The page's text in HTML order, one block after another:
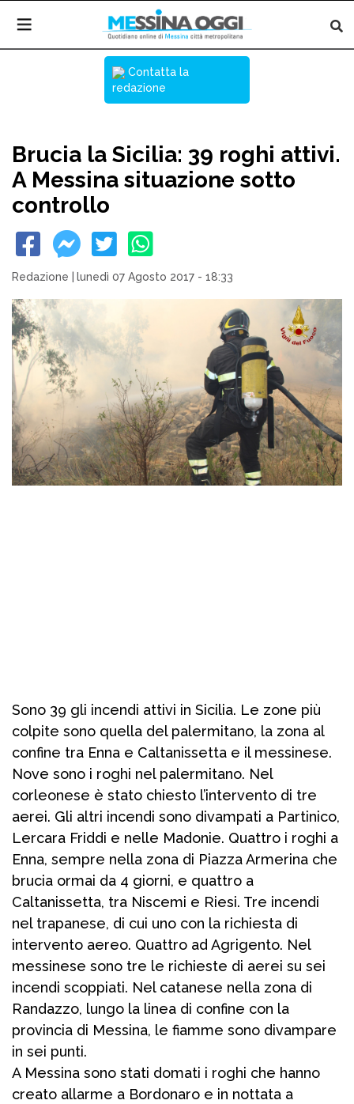
Contatta la
redazione
Brucia la Sicilia: 39 roghi attivi.
A Messina situazione sotto
controllo
Redazione lunedì 07 Agosto 2017 - 18:33
Sono 39 gli incendi attivi in Sicilia. Le zone più
colpite sono quella del palermitano, la zona al
confine tra Enna e Caltanissetta e il messinese.
Nove sono i roghi nel palermitano. Nel
corleonese è stato chiesto l’intervento di tre
aerei. Gli altri incendi sono divampati a Partinico,
Lercara Friddi e nelle Madonie. Quattro i roghi a
Enna, sempre nella zona di Piazza Armerina che
brucia ormai da 4 giorni, e quattro a
Caltanissetta, tra Niscemi e Riesi. Tre incendi
nel trapanese, di cui uno con la richiesta di
intervento aereo. Quattro ad Agrigento. Nel
messinese sono tre le richieste di aerei su sei
incendi scoppiati. Nel catanese nella zona di
Randazzo, lungo la linea di confine con la
provincia di Messina, le fiamme sono divampare
in sei punti.
A Messina sono stati domati i roghi che hanno
creato allarme a Bordonaro e in nottata a